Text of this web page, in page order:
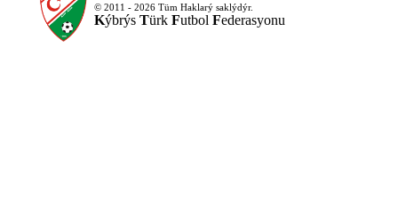
© 2011 - 2026 Tüm Haklarý saklýdýr.
Kýbrýs Türk Futbol Federasyonu